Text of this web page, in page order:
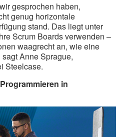
gesprochen haben,
genug horizontale
stand. Das liegt unter
Scrum Boards verwenden –
waagrecht an, wie eine
sagt Anne Sprague,
Steelcase.
in